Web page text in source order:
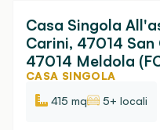
Casa Singola
Carini, 47014
47014 Meldola
CASA SINGOLA
415 mq
5+ locali